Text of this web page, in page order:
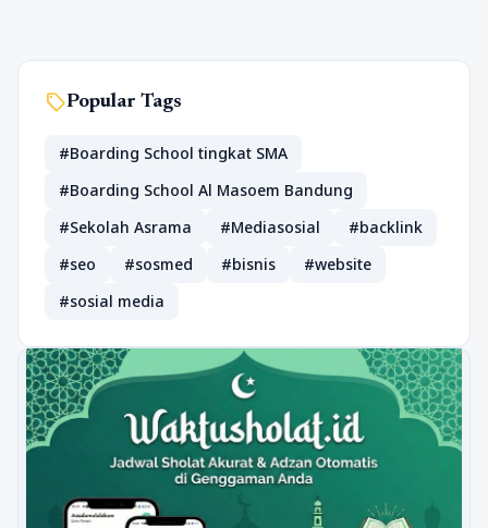
sellPopular Tags
#Boarding School tingkat SMA
#Boarding School Al Masoem Bandung
#Sekolah Asrama
#Mediasosial
#backlink
#seo
#sosmed #bisnis
#website
#sosial media